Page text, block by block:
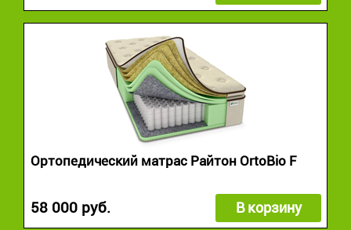
Ортопедический матрас Райтон OrtoBio F
58 000 руб. В корзину